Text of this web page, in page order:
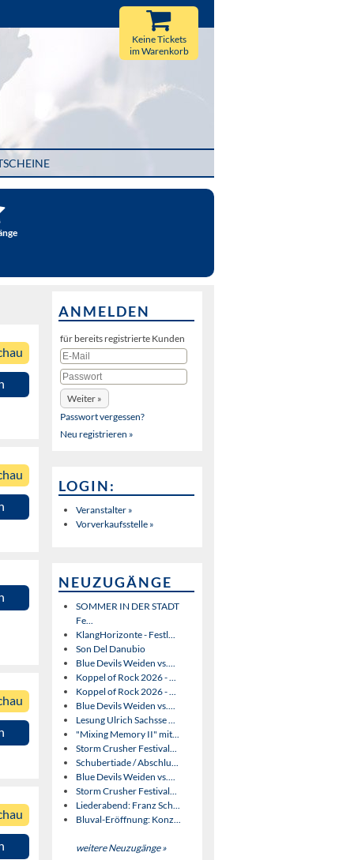
Keine Tickets
im Warenkorb
ANMELDEN
für bereits registrierte Kunden
Passwort vergessen?
Neu registrieren »
LOGIN:
Veranstalter »
Vorverkaufsstelle »
NEUZUGÄNGE
SOMMER IN DER STADT
Fe...
KlangHorizonte - Festl...
Son Del Danubio
Blue Devils Weiden vs....
Koppel of Rock 2026 - ...
Koppel of Rock 2026 - ...
Blue Devils Weiden vs....
Lesung Ulrich Sachsse ...
"Mixing Memory II" mit...
Storm Crusher Festival...
Schubertiade / Abschlu...
Blue Devils Weiden vs....
Storm Crusher Festival...
Liederabend: Franz Sch...
Bluval-Eröffnung: Konz...
weitere Neuzugänge »